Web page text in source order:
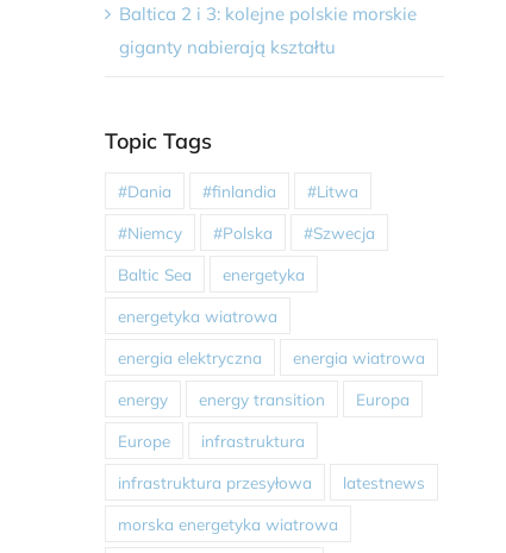
Baltica 2 i 3: kolejne polskie morskie
giganty nabierają kształtu
Topic Tags
#Dania #finlandia #Litwa
#Niemcy #Polska #Szwecja
Baltic Sea energetyka
energetyka wiatrowa
energia elektryczna energia wiatrowa
energy energy transition Europa
Europe infrastruktura
infrastruktura przesyłowa latestnews
morska energetyka wiatrowa